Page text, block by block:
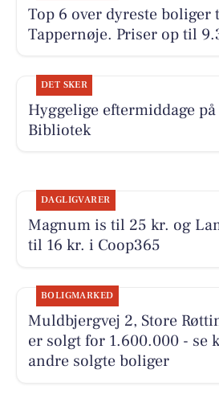
Top 6 over dyreste boliger
Tappernøje. Priser op til
DET SKER
Hyggelige eftermiddage
Bibliotek
DAGLIGVARER
Magnum is til 25 kr. og
til 16 kr. i Coop365
BOLIGMARKED
Muldbjergvej 2, Store
er solgt for 1.600.000 - se
andre solgte boliger